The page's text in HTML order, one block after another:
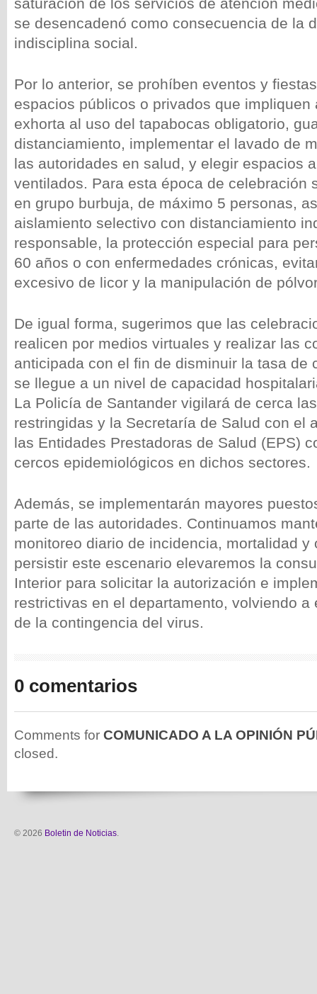
se desencadenó como consecuencia de la
indisciplina social.
Por lo anterior, se prohíben eventos y
espacios públicos o privados que impliquen
exhorta al uso del tapabocas obligatorio,
distanciamiento, implementar el lavado de
las autoridades en salud, y elegir espacios
ventilados. Para esta época de celebración
en grupo burbuja, de máximo 5 personas,
aislamiento selectivo con distanciamiento
responsable, la protección especial para
60 años o con enfermedades crónicas,
excesivo de licor y la manipulación de
De igual forma, sugerimos que las
realicen por medios virtuales y realizar las
anticipada con el fin de disminuir la tasa de
se llegue a un nivel de capacidad
La Policía de Santander vigilará de cerca
restringidas y la Secretaría de Salud con el
las Entidades Prestadoras de Salud (EPS)
cercos epidemiológicos en dichos sectores.
Además, se implementarán mayores
parte de las autoridades. Continuamos
monitoreo diario de incidencia, mortalidad y
persistir este escenario elevaremos la
Interior para solicitar la autorización e
restrictivas en el departamento, volviendo a
de la contingencia del virus.
0 comentarios
Comments for COMUNICADO A LA OPINIÓN
closed.
© 2026 Boletin de Noticias.